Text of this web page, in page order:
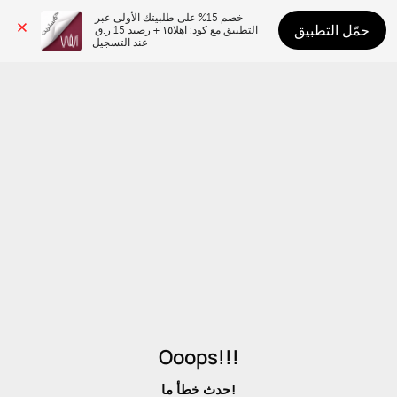
عند التسجيل
حمّل التطبيق
Ooops!!!
حدث خطأ ما!